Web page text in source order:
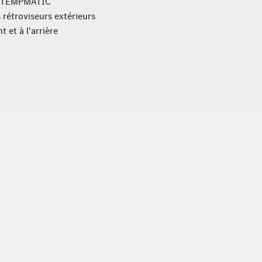
rétroviseurs extérieurs
et à l'arrière